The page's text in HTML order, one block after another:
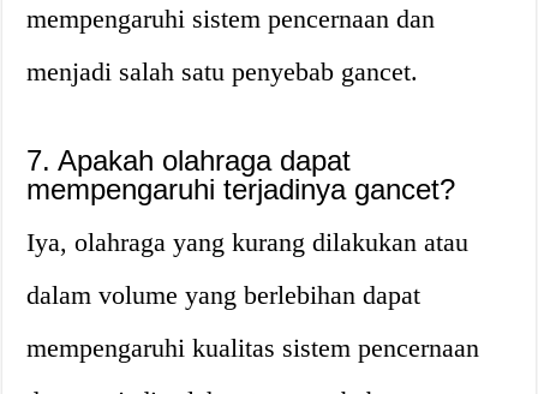
mempengaruhi sistem pencernaan dan
menjadi salah satu penyebab gancet.
7. Apakah olahraga dapat
mempengaruhi terjadinya gancet?
Iya, olahraga yang kurang dilakukan atau
dalam volume yang berlebihan dapat
mempengaruhi kualitas sistem pencernaan